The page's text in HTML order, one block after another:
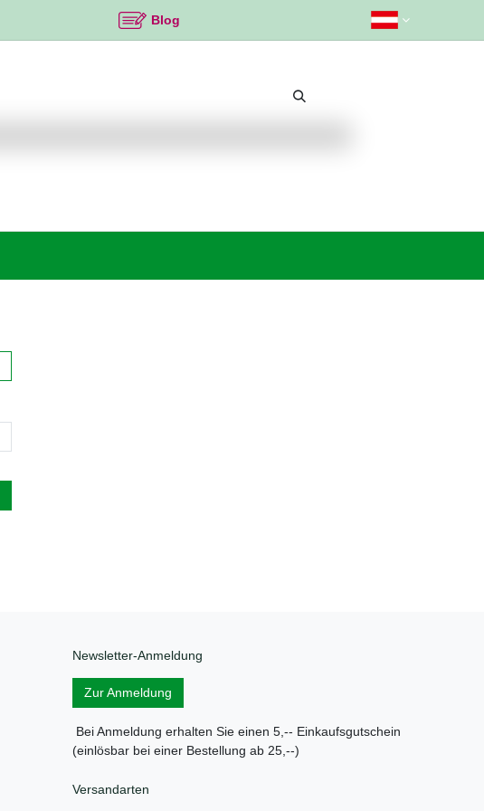
Blog
Newsletter-Anmeldung
Zur Anmeldung
Bei Anmeldung erhalten Sie einen 5,-- Einkaufsgutschein
(einlösbar bei einer Bestellung ab 25,--)
Versandarten